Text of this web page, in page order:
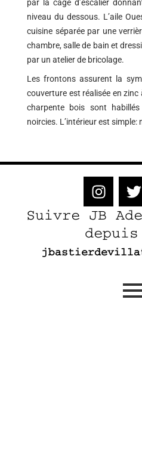
par la cage d’escalier
niveau du dessous. L’aile
cuisine séparée par une
chambre, salle de bain et
par un atelier de bricolage.
Les frontons assurent la
couverture est réalisée en
charpente bois sont
noircies. L’intérieur est simple:
I
n
s
t
a
g
T
w
i
t
t
e
Suivre JB
depuis